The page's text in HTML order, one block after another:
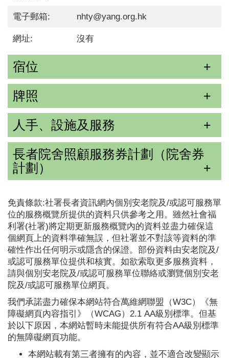
電子郵箱: nhty@yang.org.hk
網址: 沒有
宿位
牌照
人手、設施及服務
長者院舍照顧服務券計劃（院舍券
計劃）
免責條款:社署長者資訊網內個別安老院及/或認可服務單
位的服務概覽所提供的資料只供參考之用。雖然社會福
利署(社署)將定期更新服務概覽內的資料並盡力確保這
個網頁上的資料準確無誤，但社署並不對該等資料的準
確性作出任何明示或隱含的保證。部份資料由安老院及/
或認可服務單位提供和核實。如欲索取更多服務資料，
請與個別安老院及/或認可服務單位聯絡或瀏覽個別安老
院及/或認可服務單位網頁。
我們承諾盡力確保本網站符合萬維網聯盟（W3C）《無
障礙網頁內容指引》（WCAG）2.1 AA級別標準。但基
於以下原因，本網站暫時未能提供所有符合AA級別標準
的無障礙網頁功能。
本網站載有第三者擁有的內容，並不適合改變顯示